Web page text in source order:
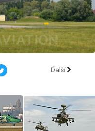
Ďalší